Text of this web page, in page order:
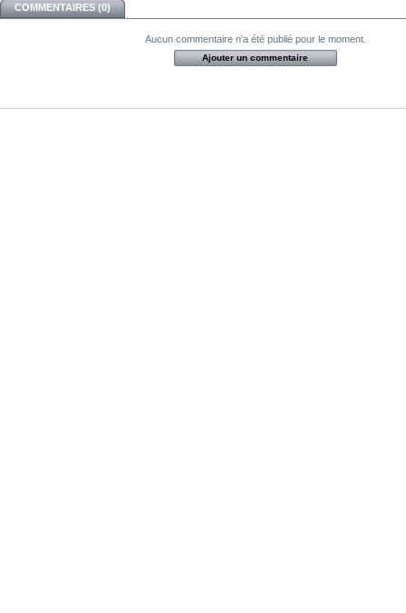
COMMENTAIRES (0)
Aucun commentaire n'a été publié pour le moment.